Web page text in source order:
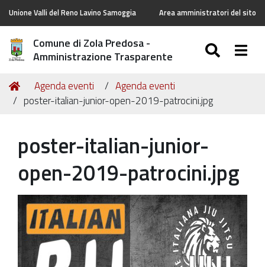
Unione Valli del Reno Lavino Samoggia Area amministratori del sito
Comune di Zola Predosa -
Amministrazione Trasparente
Tu
sei
Home
Agenda eventi
Agenda eventi
poster-italian-junior-open-2019-patrocini.jpg
poster-italian-junior-
open-2019-patrocini.jpg